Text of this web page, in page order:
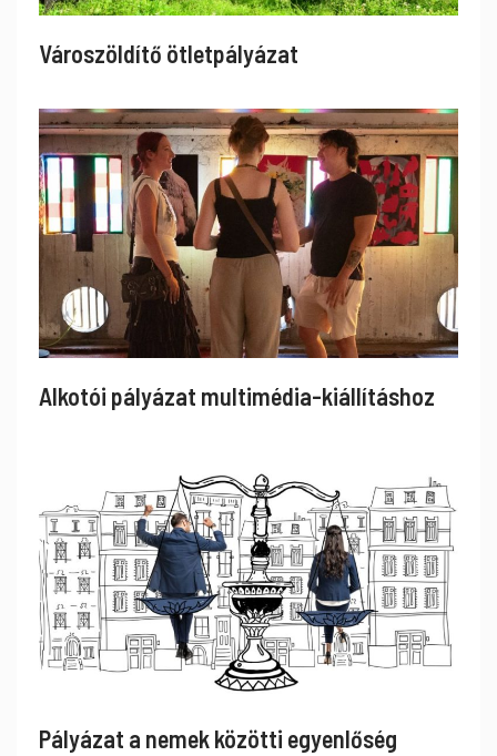
Városzöldítő ötletpályázat
Alkotói pályázat multimédia-kiállításhoz
Pályázat a nemek közötti egyenlőség